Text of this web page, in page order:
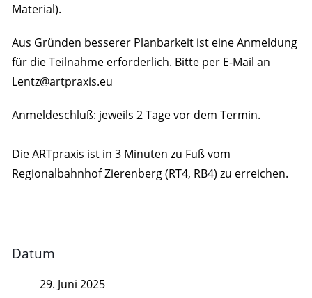
Material).
Aus Gründen besserer Planbarkeit ist eine Anmeldung
für die Teilnahme erforderlich. Bitte per E-Mail an
Lentz@artpraxis.eu
Anmeldeschluß: jeweils 2 Tage vor dem Termin.
Die ARTpraxis ist in 3 Minuten zu Fuß vom
Regionalbahnhof Zierenberg (RT4, RB4) zu erreichen.
Datum
29. Juni 2025